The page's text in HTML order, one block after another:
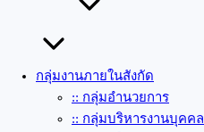
กลุ่มงานภายในสังกัด
:: กลุ่มอำนวยการ
:: กลุ่มบริหารงานบุคคล